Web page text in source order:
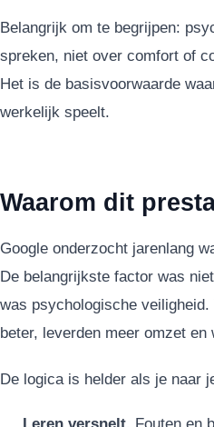
Belangrijk om te begrijpen:
spreken, niet over comfort of
Het is de basisvoorwaarde
werkelijk speelt.
Waarom dit
Google onderzocht jarenlang
De belangrijkste factor was
was psychologische
beter, leverden meer omzet en
De logica is helder als je naar